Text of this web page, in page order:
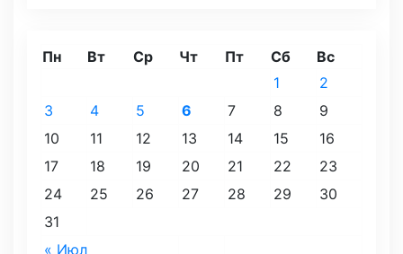
Пн Вт Ср Чт Пт Сб Вс
« Июл
1
2
3
4 5 6 7 8
9
10
11 12 13 14 15
16
17
18 19 20 21 22
23
24
25 26 27 28 29
30
31